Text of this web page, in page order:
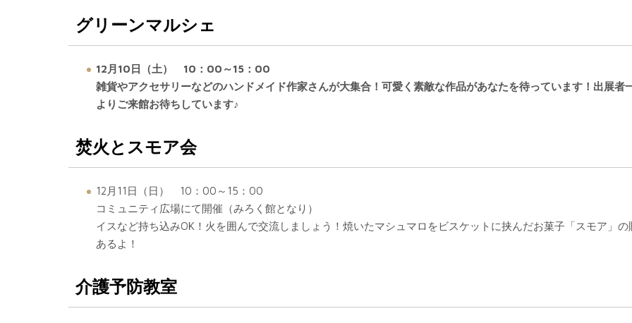
グリーンマルシェ
12月10日（土） 10：00～15：00
雑貨やアクセサリーなどのハンドメイド作家さんが大集合！可愛く素敵な作品があなたを待っています！出展者
よりご来館お待ちしています♪
焚火とスモア会
12月11日（日） 10：00～15：00
コミュニティ広場にて開催（みろく館となり）
イスなど持ち込みOK！火を囲んで交流しましょう！焼いたマシュマロをビスケットに挟んだお菓子「スモア」の
あるよ！
介護予防教室